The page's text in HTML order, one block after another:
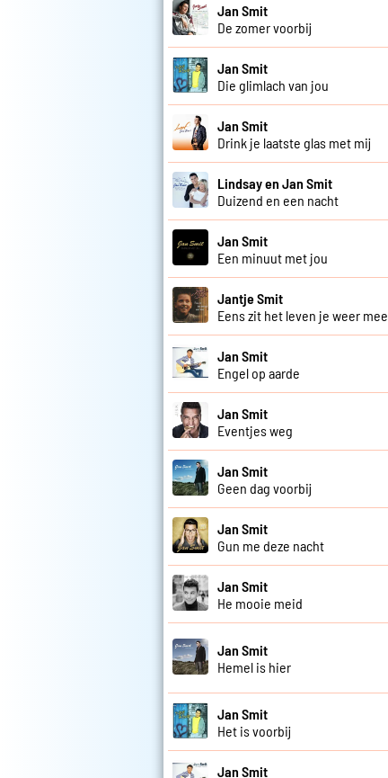
Jan Smit
De zomer voorbij
Jan Smit
Die glimlach van jou
Jan Smit
Drink je laatste glas met mij
Lindsay en Jan Smit
Duizend en een nacht
Jan Smit
Een minuut met jou
Jantje Smit
Eens zit het leven je weer mee
Jan Smit
Engel op aarde
Jan Smit
Eventjes weg
Jan Smit
Geen dag voorbij
Jan Smit
Gun me deze nacht
Jan Smit
He mooie meid
Jan Smit
Hemel is hier
Jan Smit
Het is voorbij
Jan Smit